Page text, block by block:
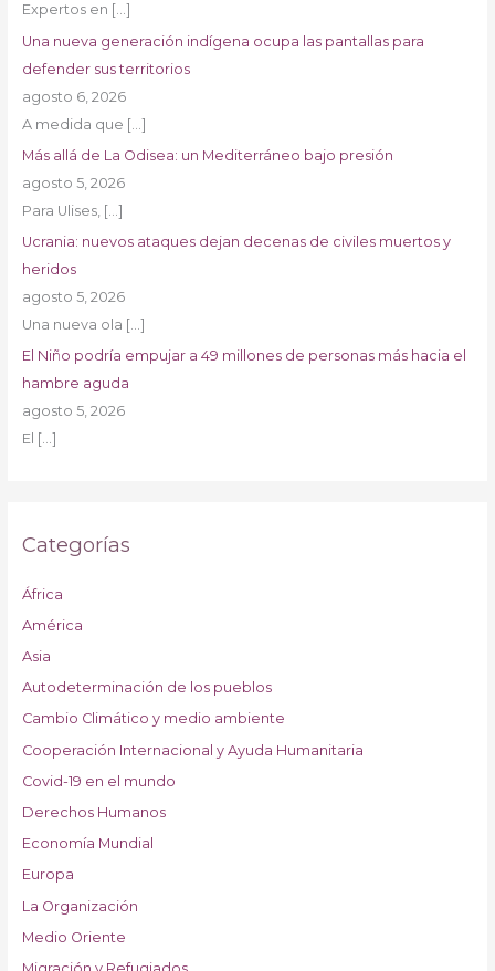
Expertos en […]
Una nueva generación indígena ocupa las pantallas para
defender sus territorios
agosto 6, 2026
A medida que […]
Más allá de La Odisea: un Mediterráneo bajo presión
agosto 5, 2026
Para Ulises, […]
Ucrania: nuevos ataques dejan decenas de civiles muertos y
heridos
agosto 5, 2026
Una nueva ola […]
El Niño podría empujar a 49 millones de personas más hacia el
hambre aguda
agosto 5, 2026
El […]
Categorías
África
América
Asia
Autodeterminación de los pueblos
Cambio Climático y medio ambiente
Cooperación Internacional y Ayuda Humanitaria
Covid-19 en el mundo
Derechos Humanos
Economía Mundial
Europa
La Organización
Medio Oriente